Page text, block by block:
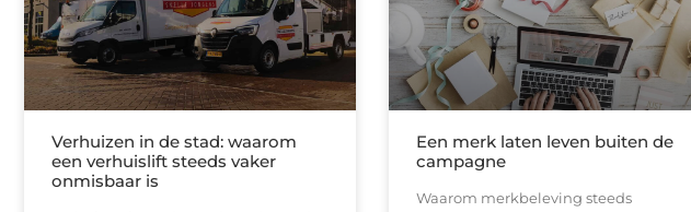
Verhuizen in de stad: waarom
een verhuislift steeds vaker
onmisbaar is
Een merk laten leven buiten de
campagne
Waarom merkbeleving steeds